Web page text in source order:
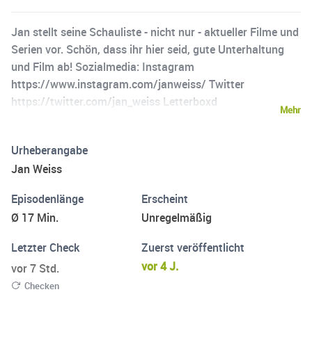
Jan stellt seine Schauliste - nicht nur - aktueller Filme und
Serien vor. Schön, dass ihr hier seid, gute Unterhaltung
und Film ab! Sozialmedia: Instagram
https://www.instagram.com/janweiss/ Twitter
https://twitter.com/jan_weiss Letterboxd
Mehr
Urheberangabe
Jan Weiss
Episodenlänge
Ø 17 Min.
Erscheint
Unregelmäßig
Letzter Check
vor 7 Std.
Checken
Zuerst veröffentlicht
vor 4 J.